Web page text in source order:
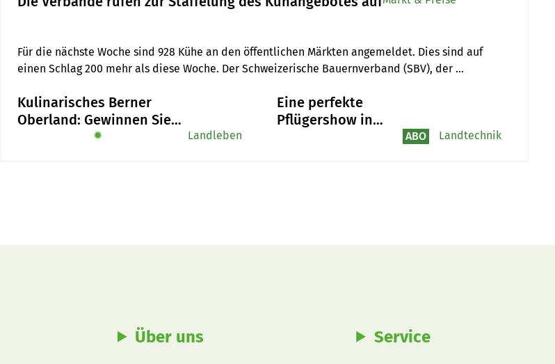
Für die nächste Woche sind 928 Kühe an den öffentlichen Märkten angemeldet. Dies sind auf
einen Schlag 200 mehr als diese Woche. Der Schweizerische Bauernverband (SBV), der
(IGöM) befürchten einen Preisdruck und rufen zur Staffelung des Angebots auf.
Kulinarisches Berner
Oberland: Gewinnen Sie
das Buch «Alpe-Chuchi»
✹ Landleben
Eine perfekte
Pflügershow in
ABO Landtechnik
Über uns Service